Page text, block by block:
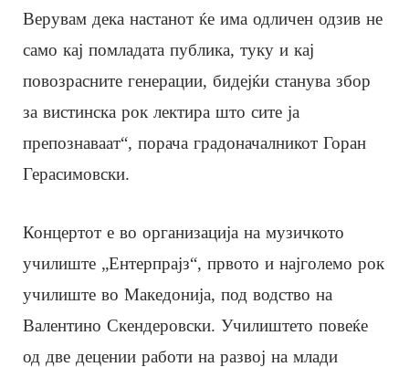
Верувам дека настанот ќе има одличен одзив не
само кај помладата публика, туку и кај
повозрасните генерации, бидејќи станува збор
за вистинска рок лектира што сите ја
препознаваат“, порача градоначалникот Горан
Герасимовски.
Концертот е во организација на музичкото
училиште „Ентерпрајз“, првото и најголемо рок
училиште во Македонија, под водство на
Валентино Скендеровски. Училиштето повеќе
од две децении работи на развој на млади